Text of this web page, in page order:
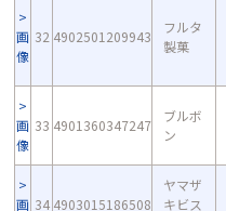
画
像
32 4902501209943
フルタ
製菓
画
像
33 4901360347247
ブルボ
ン
画 34 4903015186508
ヤマザ
キビス